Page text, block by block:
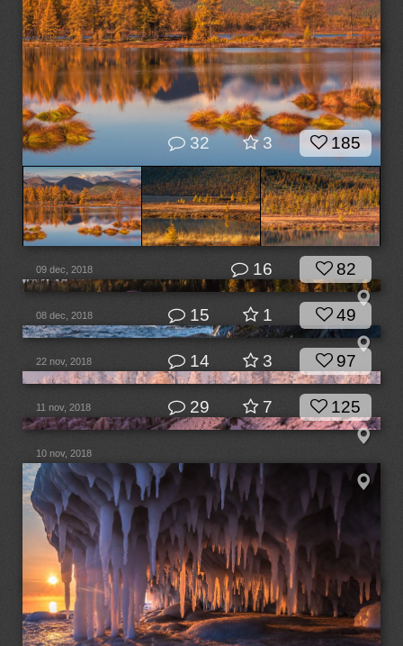
32 3 185
09 dec, 2018 16 82
08 dec, 2018 15 1 49
22 nov, 2018 14 3 97
11 nov, 2018 29 7 125
10 nov, 2018